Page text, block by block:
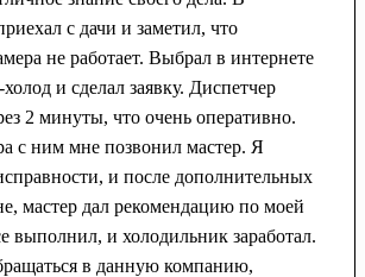
с дачи и заметил, что
не работает. Выбрал в интернете
и сделал заявку. Диспетчер
2 минуты, что очень оперативно.
с ним мне позвонил мастер. Я
и после дополнительных
мастер дал рекомендацию по моей
выполнил, и холодильник заработал.
в данную компанию,